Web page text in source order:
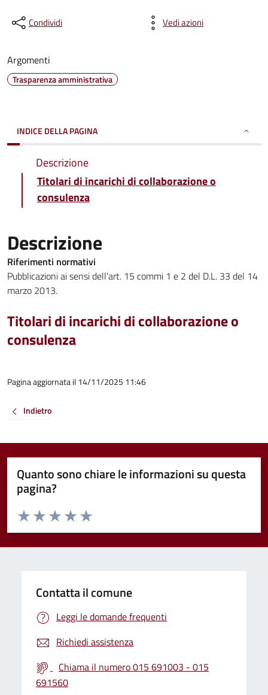
Condividi Vedi azioni
Argomenti
Trasparenza amministrativa
INDICE DELLA PAGINA
Descrizione
Titolari di incarichi di collaborazione o
consulenza
Descrizione
Riferimenti normativi
Pubblicazioni ai sensi dell'art. 15 commi 1 e 2 del D.L. 33 del 14
marzo 2013.
Titolari di incarichi di collaborazione o
consulenza
Pagina aggiornata il 14/11/2025 11:46
Indietro
Quanto sono chiare le informazioni su questa
pagina?
Valuta da 1 a 5 stelle la pagina
Valuta 5 stelle su 5
Valuta 4 stelle su 5
Valuta 3 stelle su 5
Valuta 2 stelle su 5
Valuta 1 stelle su 5
Contatta il comune
Leggi le domande frequenti
Richiedi assistenza
Chiama il numero 015 691003 - 015
691560